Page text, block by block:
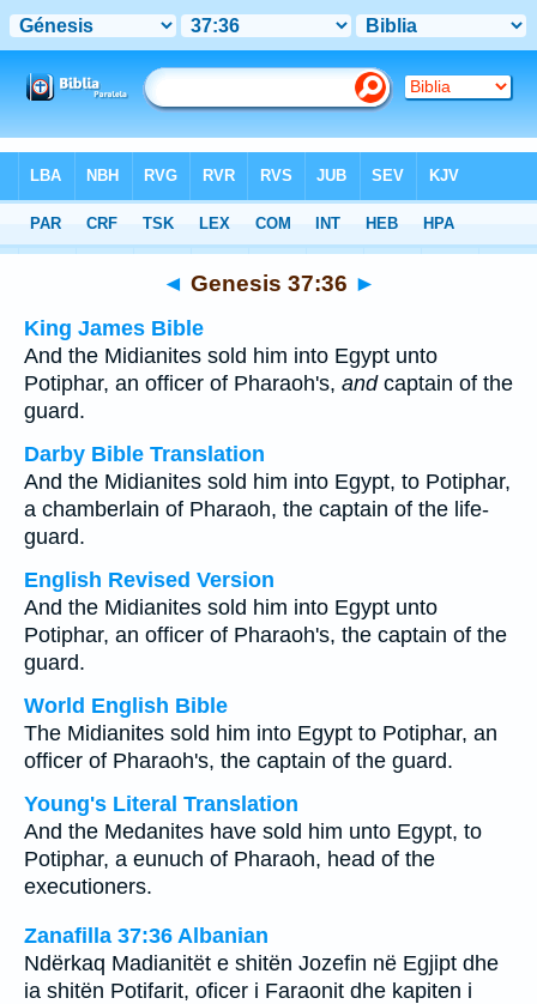
Multilingual > Genesis 37:36
◄ Genesis 37:36 ►
King James Bible
And the Midianites sold him into Egypt unto
Potiphar, an officer of Pharaoh's, andcaptain of the
guard.
Darby Bible Translation
And the Midianites sold him into Egypt, to Potiphar,
a chamberlain of Pharaoh, the captain of the life-
guard.
English Revised Version
And the Midianites sold him into Egypt unto
Potiphar, an officer of Pharaoh's, the captain of the
guard.
World English Bible
The Midianites sold him into Egypt to Potiphar, an
officer of Pharaoh's, the captain of the guard.
Young's Literal Translation
And the Medanites have sold him unto Egypt, to
Potiphar, a eunuch of Pharaoh, head of the
executioners.
Zanafilla 37:36 Albanian
Ndërkaq Madianitët e shitën Jozefin në Egjipt dhe
ia shitën Potifarit, oficer i Faraonit dhe kapiten i